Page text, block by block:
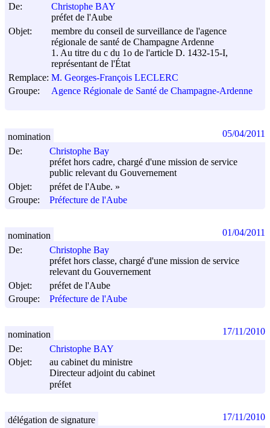
De:
Christophe BAY
préfet de l'Aube
Objet:
membre du conseil de surveillance de l'agence
régionale de santé de Champagne Ardenne
1. Au titre du c du 1o de l'article D. 1432-15-I,
représentant de l'État
Remplace: M. Georges-François LECLERC
Groupe:
Agence Régionale de Santé de Champagne-Ardenne
De:
Christophe Bay
préfet hors cadre, chargé d'une mission de service
public relevant du Gouvernement
Objet:
préfet de l'Aube. »
Groupe:
Préfecture de l'Aube
nomination 05/04/2011
De:
Christophe Bay
préfet hors classe, chargé d'une mission de service
relevant du Gouvernement
Objet:
préfet de l'Aube
Groupe:
Préfecture de l'Aube
nomination 01/04/2011
De:
Christophe BAY
Objet:
au cabinet du ministre
Directeur adjoint du cabinet
préfet
nomination 17/11/2010
délégation de signature 17/11/2010